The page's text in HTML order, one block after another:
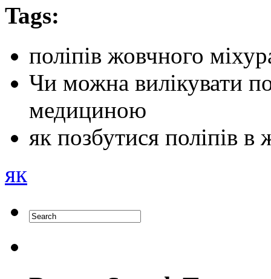
Tags:
поліпів жовчного
Чи можна вилікувати
медициною
як позбутися поліпів
як